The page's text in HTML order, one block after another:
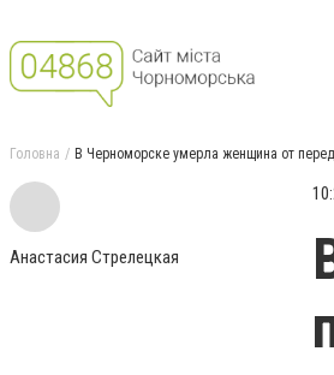
Головна В Черноморске умерла женщина от
Анастасия Стрелецкая